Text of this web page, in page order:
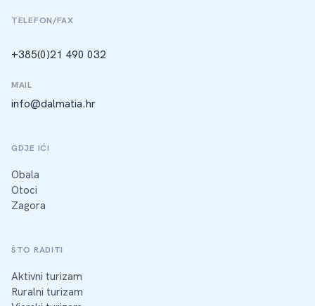
TELEFON/FAX
+385(0)21 490 032
MAIL
info@dalmatia.hr
GDJE IĆI
Obala
Otoci
Zagora
ŠTO RADITI
Aktivni turizam
Ruralni turizam